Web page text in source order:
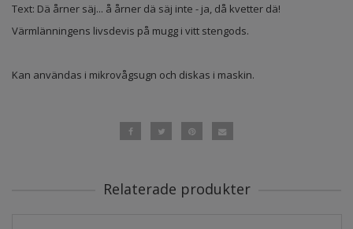
Text: Dä årner säj... å årner dä säj inte - ja, då kvetter dä!
Värmlänningens livsdevis på mugg i vitt stengods.
Kan användas i mikrovågsugn och diskas i maskin.
Relaterade produkter